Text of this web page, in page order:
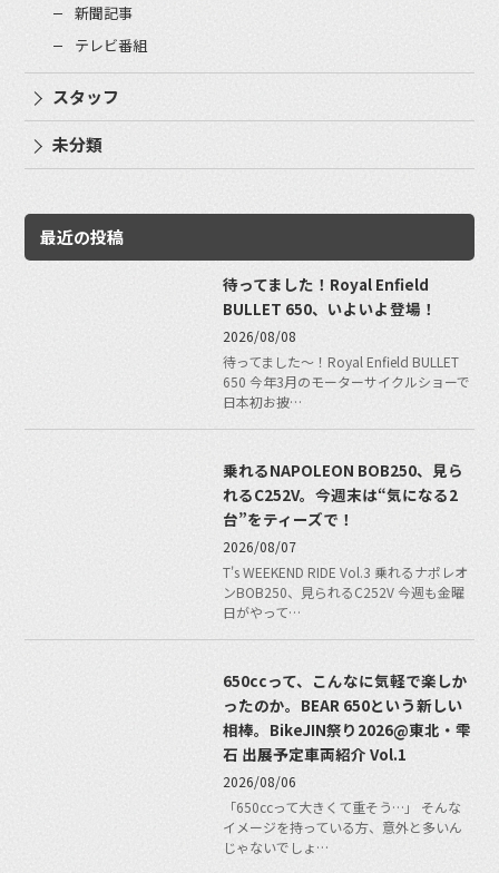
新聞記事
テレビ番組
スタッフ
未分類
最近の投稿
待ってました！Royal Enfield
BULLET 650、いよいよ登場！
2026/08/08
待ってました〜！Royal Enfield BULLET
650 今年3月のモーターサイクルショーで
日本初お披…
乗れるNAPOLEON BOB250、見ら
れるC252V。今週末は“気になる2
台”をティーズで！
2026/08/07
T's WEEKEND RIDE Vol.3 乗れるナポレオ
ンBOB250、見られるC252V 今週も金曜
日がやって…
650ccって、こんなに気軽で楽しか
ったのか。BEAR 650という新しい
相棒。BikeJIN祭り2026@東北・雫
石 出展予定車両紹介 Vol.1
2026/08/06
「650ccって大きくて重そう…」 そんな
イメージを持っている方、意外と多いん
じゃないでしょ…